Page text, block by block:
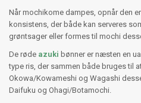
Når mochikome dampes, opnår den
konsistens, der både kan serveres
grøntsager eller formes til mochi
De røde azuki bønner er næsten en
type ris, der sammen både bruges til
Okowa/Kowameshi og Wagashi
Daifuku og Ohagi/Botamochi.